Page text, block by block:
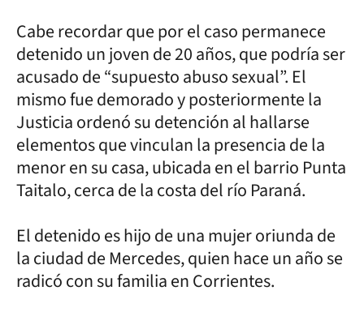
Cabe recordar que por el caso permanece
detenido un joven de 20 años, que podría ser
acusado de “supuesto abuso sexual”. El
mismo fue demorado y posteriormente la
Justicia ordenó su detención al hallarse
elementos que vinculan la presencia de la
menor en su casa, ubicada en el barrio Punta
Taitalo, cerca de la costa del río Paraná.
El detenido es hijo de una mujer oriunda de
la ciudad de Mercedes, quien hace un año se
radicó con su familia en Corrientes.